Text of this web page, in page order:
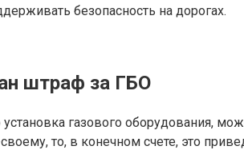
безопасность на дорогах.
штраф за ГБО
газового оборудования,
то, в конечном счете, это